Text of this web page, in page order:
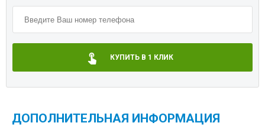
КУПИТЬ В 1 КЛИК
ДОПОЛНИТЕЛЬНАЯ ИНФОРМАЦИЯ